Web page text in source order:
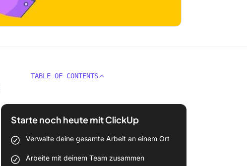
TABLE OF CONTENTS
Starte noch heute mit ClickUp
Verwalte deine gesamte Arbeit an einem Ort
Arbeite mit deinem Team zusammen